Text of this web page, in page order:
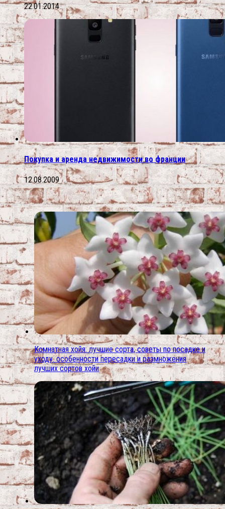
22.01.2014
Покупка и аренда недвижимости во франции
12.08.2009
Комнатная хойя: лучшие сорта, советы по посадке и
уходу. особенности пересадки и размножения
лучших сортов хойи